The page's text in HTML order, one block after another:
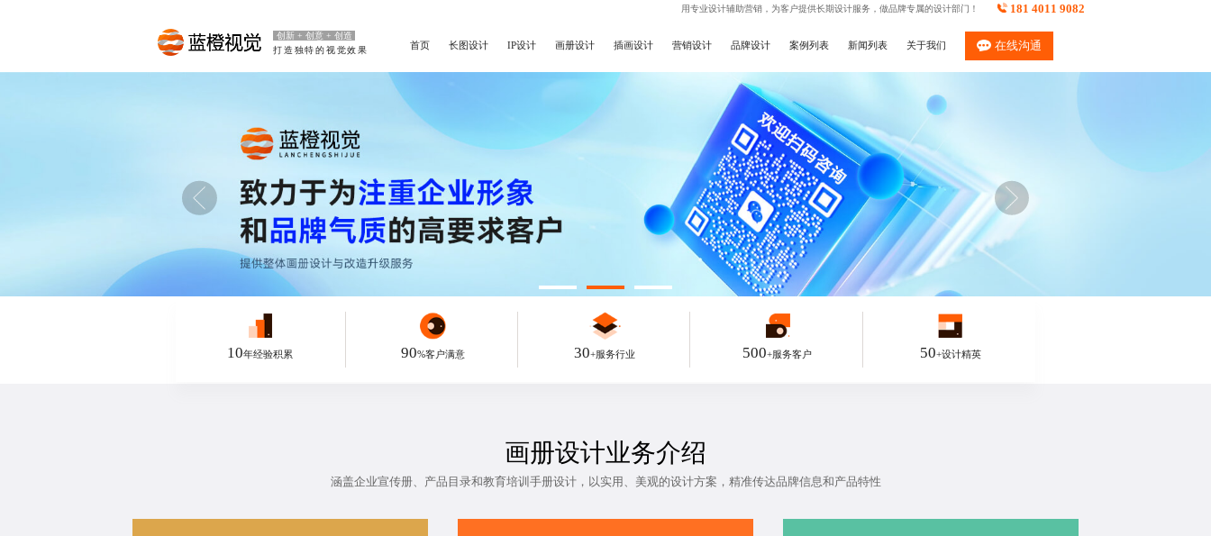
用专业设计辅助营销，为客户提供长期设计服务，做品牌专属的设计部门！ 181 4011 9082
创新 + 创意 + 创造
打造独特的视觉效果
首页 长图设计 IP设计 画册设计 插画设计 营销设计 品牌设计 案例列表 新闻列表 关于我们 在线沟通
10年经验积累 90%客户满意 30+服务行业 500+服务客户 50+设计精英
画册设计业务介绍
涵盖企业宣传册、产品目录和教育培训手册设计，以实用、美观的设计方案，精准传达品牌信息和产品特性